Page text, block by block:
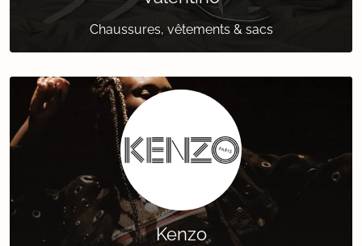
Chaussures, vêtements & sacs
Kenzo